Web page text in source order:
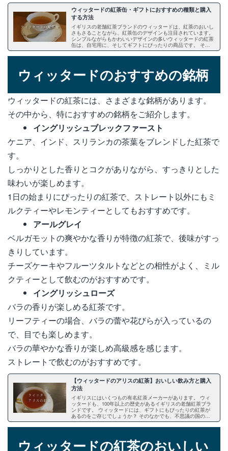
ウィッタードの紅茶缶・ギフトにおすすめの種類と購入
する方法
イギリスの老舗紅茶ブランドのウィッタードは、紅茶のおいし
さもさることながら、紅茶缶のデザインも注目されています。
シンプルながらもかわいいデザインの多いウィッタードの紅茶
缶は、自宅用に、そしてギフトにぴったりの商品です。 そこ
で今回は、ウィッタードの紅茶缶のおすすめの種類や、購入で
きる場所をご紹介します。
ウィッタードのおすすめの銘柄
ウィッタードの紅茶には、さまざまな銘柄があります。
その中から、特におすすめの銘柄をご紹介します。
イングリッシュブレックファースト
ケニア、インド、スリランカの茶葉をブレンドした紅茶で
す。
しっかりとした香りとコクがありながら、すっきりとした
味わいが楽しめます。
1日の始まりにぴったりの紅茶で、ストレート以外にもミ
ルクティーやレモンティーとしてもおすすめです。
アールグレイ
ベルガモットの爽やかな香りが特徴の紅茶で、後味がすっ
きりしています。
チーズケーキやフルーツタルトなどとの相性がよく、ミル
クティーとして飲むのがおすすめです。
イングリッシュローズ
バラの香りが楽しめる紅茶です。
リーフティーの場合、バラの蕾や花びらが入っているの
で、目でも楽しめます。
バラの華やかな香りが楽しめ高級感を感じます。
ストレートで飲むのがおすすめです。
【ウィッタードのアリスの紅茶】おいしい飲み方と購入
方法
イギリスにはいくつもの有名紅茶メーカーがあります。 ウィ
ッタードも、100年以上の歴史があるイギリスの老舗紅茶ブラ
ンドです。 ウィッタードには、ギフトにもぴったりの紅茶が
あるのをご存じでしょうか？ そのなかでも、不思議の国のア
リスのキャラクターがパッケージにデザインされている紅茶が
かわいいと人気です。 今回は、ウィッタードのおいしい飲み
ウィッタードの紅茶のおいしい